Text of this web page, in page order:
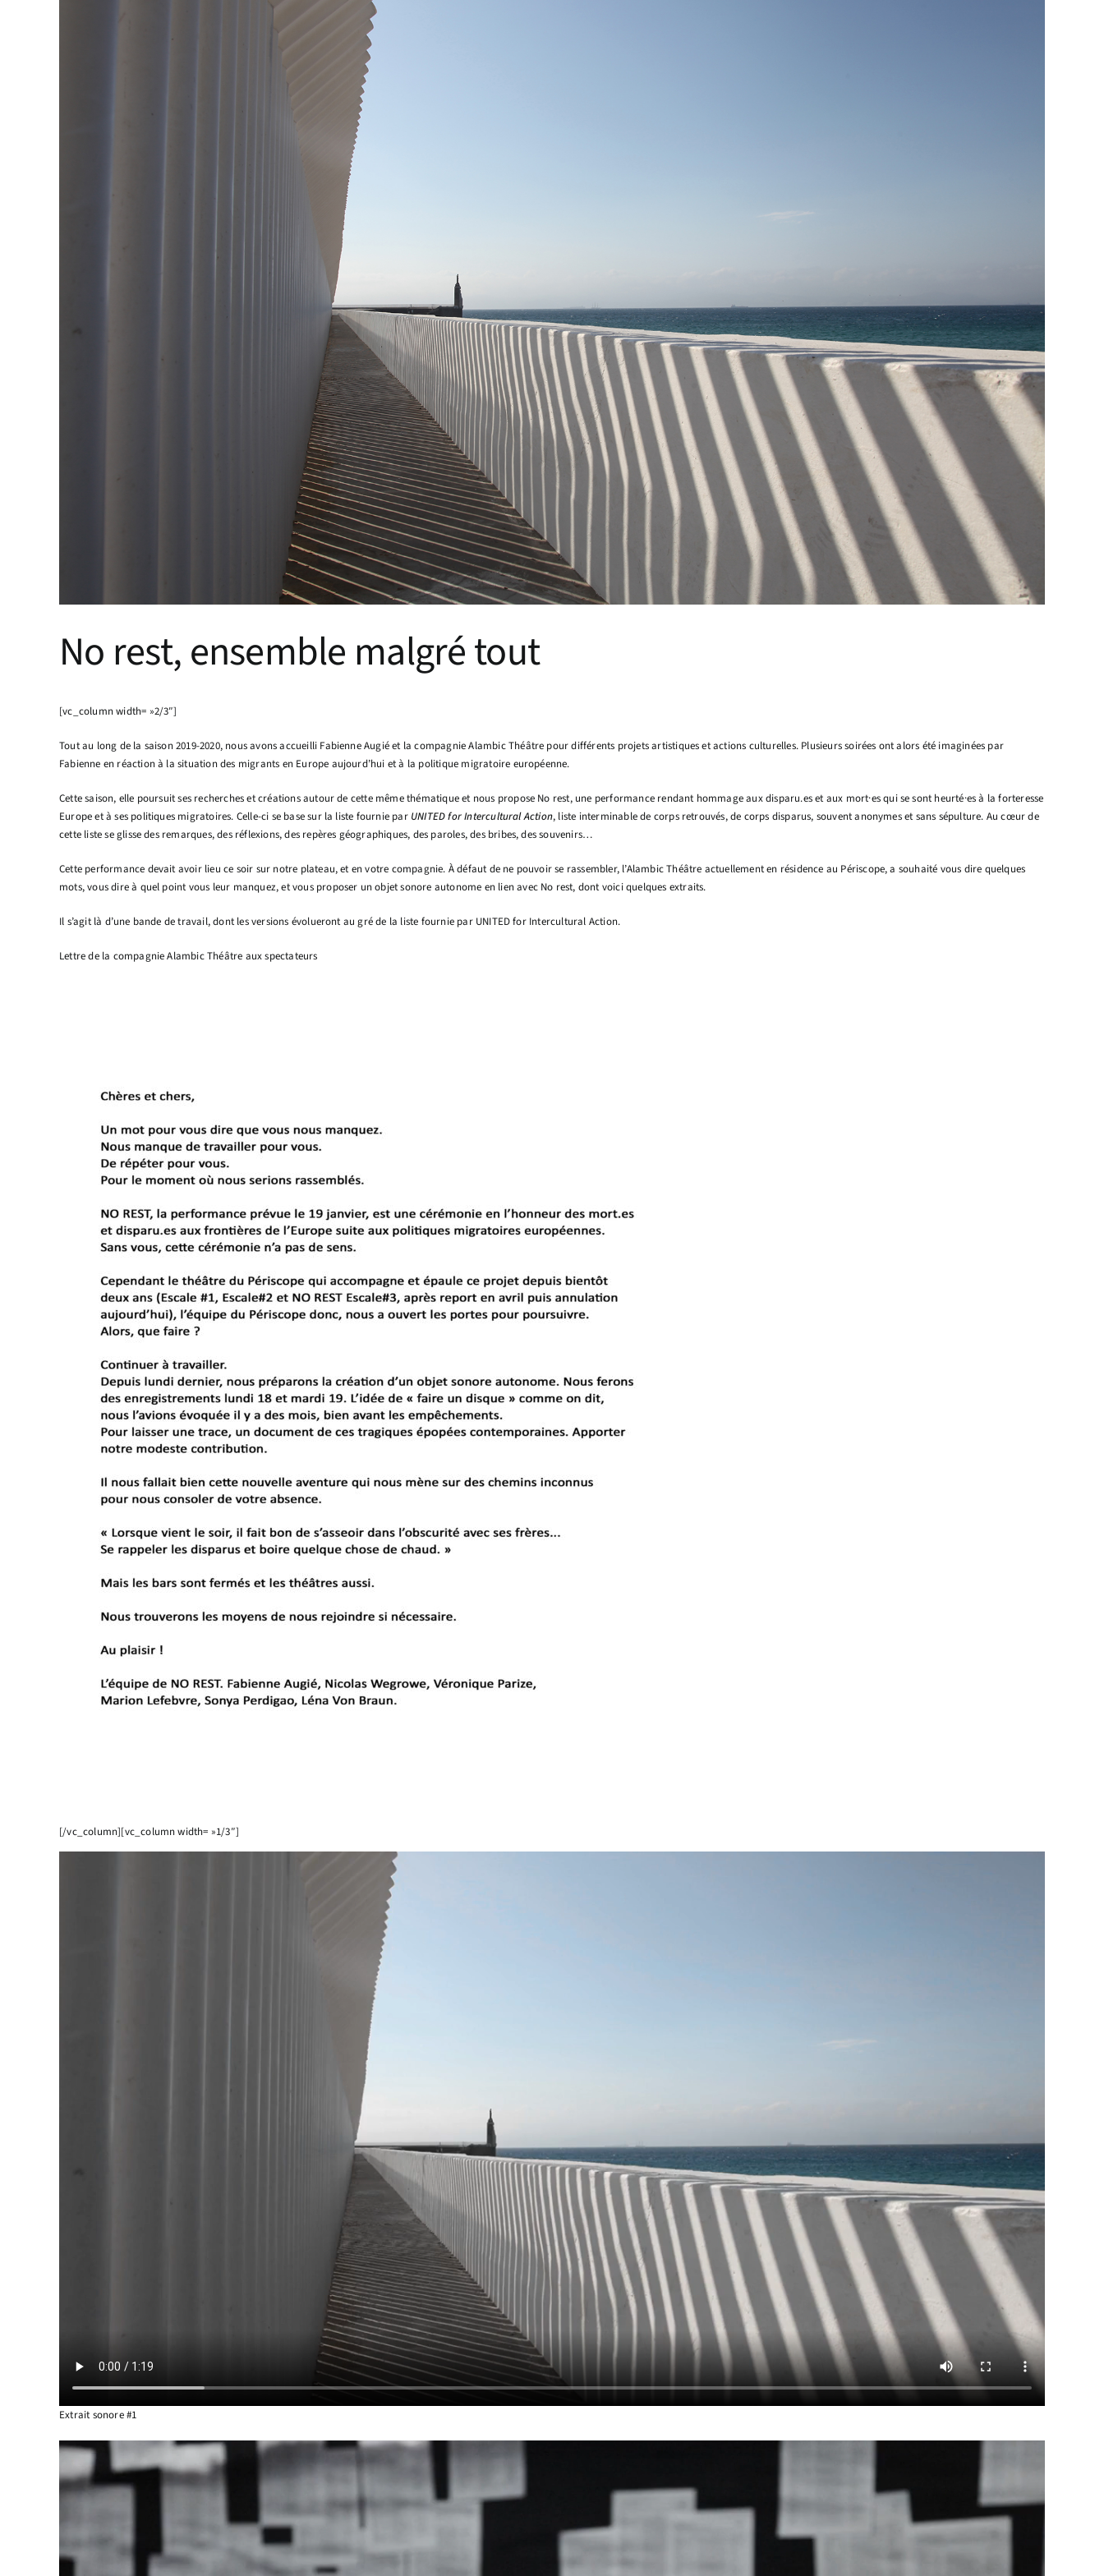
No rest, ensemble malgré tout
[vc_column width= »2/3″]
Tout au long de la saison 2019-2020, nous avons accueilli Fabienne Augié et la compagnie Alambic Théâtre pour différents projets artistiques et actions culturelles. Plusieurs soirées ont alors été imaginées par
Fabienne en réaction à la situation des migrants en Europe aujourd’hui et à la politique migratoire européenne.
Cette saison, elle poursuit ses recherches et créations autour de cette même thématique et nous propose No rest, une performance rendant hommage aux disparu.es et aux mort·es qui se sont heurté·es à la forteresse
Europe et à ses politiques migratoires. Celle-ci se base sur la liste fournie par UNITED for Intercultural Action, liste interminable de corps retrouvés, de corps disparus, souvent anonymes et sans sépulture. Au cœur de
cette liste se glisse des remarques, des réflexions, des repères géographiques, des paroles, des bribes, des souvenirs…
Cette performance devait avoir lieu ce soir sur notre plateau, et en votre compagnie. À défaut de ne pouvoir se rassembler, l’Alambic Théâtre actuellement en résidence au Périscope, a souhaité vous dire quelques
mots, vous dire à quel point vous leur manquez, et vous proposer un objet sonore autonome en lien avec No rest, dont voici quelques extraits.
Il s’agit là d’une bande de travail, dont les versions évolueront au gré de la liste fournie par UNITED for Intercultural Action.
Lettre de la compagnie Alambic Théâtre aux spectateurs
[/vc_column][vc_column width= »1/3″]
Extrait sonore #1